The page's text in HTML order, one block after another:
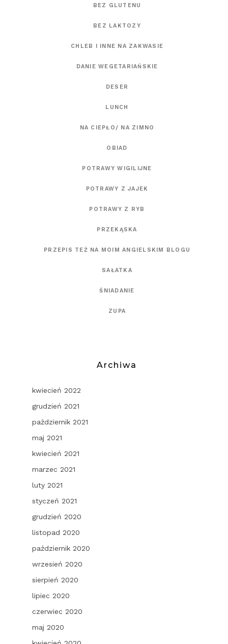
BEZ GLUTENU
BEZ LAKTOZY
CHLEB I INNE NA ZAKWASIE
DANIE WEGETARIAŃSKIE
DESER
LUNCH
NA CIEPŁO/ NA ZIMNO
OBIAD
POTRAWY WIGILIJNE
POTRAWY Z JAJEK
POTRAWY Z RYB
PRZEKĄSKA
PRZEPIS TEŻ NA MOIM ANGIELSKIM BLOGU
SAŁATKA
ŚNIADANIE
ZUPA
Archiwa
kwiecień 2022
grudzień 2021
październik 2021
maj 2021
kwiecień 2021
marzec 2021
luty 2021
styczeń 2021
grudzień 2020
listopad 2020
październik 2020
wrzesień 2020
sierpień 2020
lipiec 2020
czerwiec 2020
maj 2020